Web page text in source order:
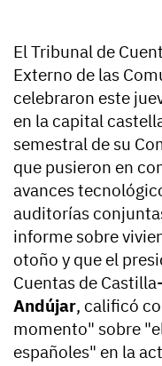
El Tribunal de
Externo de las
celebraron este
en la capital
semestral de su
que pusieron en
avances
auditorías
informe sobre
otoño y que el
Cuentas de
Andújar, calificó
momento" sobre
españoles" en la